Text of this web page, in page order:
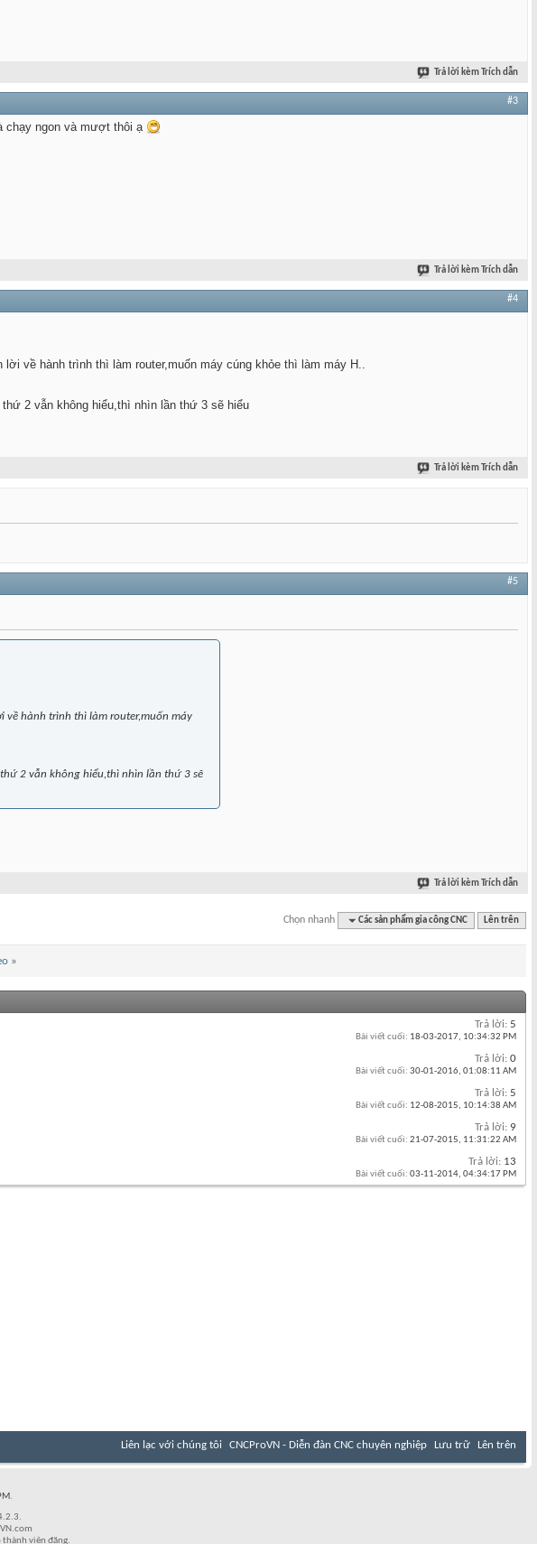
Trả lời kèm Trích dẫn
#3
chạy ngon và mượt thôi ạ
Trả lời kèm Trích dẫn
#4
về hành trình thì làm router,muốn máy cúng khỏe thì làm máy H..
2 vẫn không hiểu,thì nhìn lần thứ 3 sẽ hiểu
Trả lời kèm Trích dẫn
#5
về hành trình thì làm router,muốn máy
2 vẫn không hiểu,thì nhìn lần thứ 3 sẽ
Trả lời kèm Trích dẫn
Chọn nhanh Các sản phẩm gia công CNC Lên trên
»
Trả lời: 5
Bài viết cuối: 18-03-2017, 10:34:32 PM
Trả lời: 0
Bài viết cuối: 30-01-2016, 01:08:11 AM
Trả lời: 5
Bài viết cuối: 12-08-2015, 10:14:38 AM
Trả lời: 9
Bài viết cuối: 21-07-2015, 11:31:22 AM
Trả lời: 13
Bài viết cuối: 03-11-2014, 04:34:17 PM
Liên lạc với chúng tôi CNCProVN - Diễn đàn CNC chuyên nghiệp Lưu trữ Lên trên
.
viên đăng.